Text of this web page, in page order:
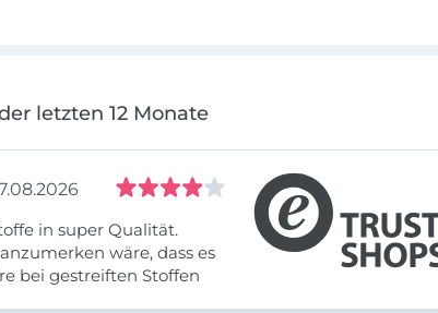
letzten 12 Monate
in super Qualität.
wäre, dass es
bei gestreiften Stoffen